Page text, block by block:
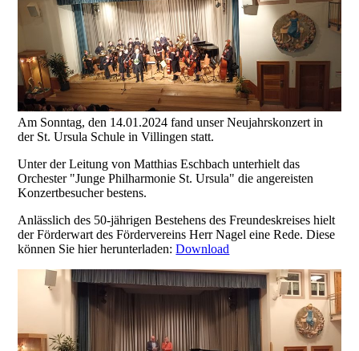
Am Sonntag, den 14.01.2024 fand unser Neujahrskonzert in
der St. Ursula Schule in Villingen statt.
Unter der Leitung von Matthias Eschbach unterhielt das
Orchester "Junge Philharmonie St. Ursula" die angereisten
Konzertbesucher bestens.
Anlässlich des 50-jährigen Bestehens des Freundeskreises hielt
der Förderwart des Fördervereins Herr Nagel eine Rede. Diese
können Sie hier herunterladen:Download